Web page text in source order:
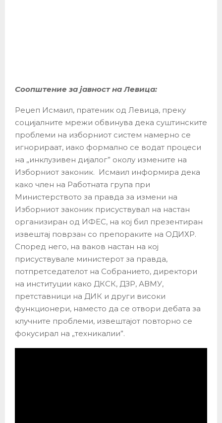
Соопштение за јавност на Левица:
Реџеп Исмаил, пратеник од Левица, преку
социјалните мрежи обвинува дека суштинските
проблеми на изборниот систем намерно се
игнорираат, иако формално се водат процеси
на „инклузивен дијалог” околу измените на
Изборниот законик. Исмаил информира дека
како член на Работната група при
Министерството за правда за измени на
Изборниот законик присуствувал на настан
организиран од ИФЕС, на кој бил презентиран
извештај поврзан со препораките на ОДИХР.
Според него, на ваков настан на кој
присуствувале министерот за правда,
потпретседателот на Собранието, директори
на институции како ДКСК, ДЗР, АВМУ,
претставници на ДИК и други високи
функционери, наместо да се отвори дебата за
клучните проблеми, извештајот повторно се
фокусирал на „техникалии”.